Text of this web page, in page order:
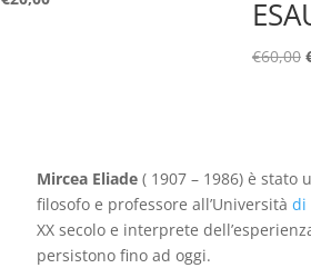
€60,00
Mircea Eliade(1907 – 1986) è stato
filosofo e professore all’Università di
XX secoloe interprete
persistono fino ad oggi.